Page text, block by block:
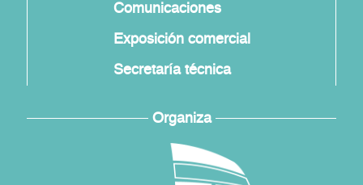
Comunicaciones
Exposición comercial
Secretaría técnica
Organiza